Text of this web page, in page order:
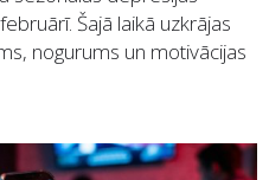
Šajā laikā uzkrājas
nogurums un motivācijas